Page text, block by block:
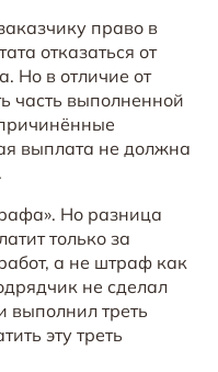
право в
отказаться от
Но в отличие от
часть выполненной
выплата не должна
Но разница
только за
а не штраф как
не сделал
выполнил треть
эту треть